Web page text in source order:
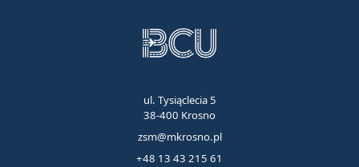
ul. Tysiąclecia 5
38-400 Krosno
zsm@mkrosno.pl
+48 13 43 215 61